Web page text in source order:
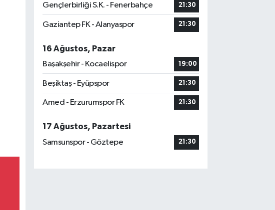
Gençlerbirliği S.K. - Fenerbahçe 21:30
Gaziantep FK - Alanyaspor 21:30
16 Ağustos, Pazar
Başakşehir - Kocaelispor
19:00
Beşiktaş - Eyüpspor 21:30
Amed - Erzurumspor FK 21:30
17 Ağustos, Pazartesi
Samsunspor - Göztepe
21:30